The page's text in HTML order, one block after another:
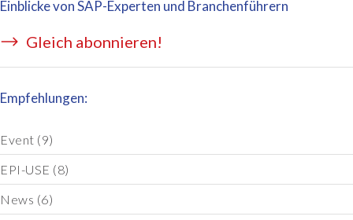
Einblicke von SAP-Experten und Branchenführern
Gleich abonnieren!
Empfehlungen:
Event (9)
EPI-USE (8)
News (6)